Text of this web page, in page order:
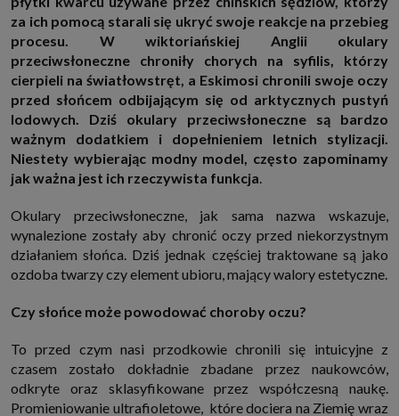
http://www.sagier.pl/
Jeżeli wyrazisz zgodę, o którą wyżej prosimy, administratorami Twoich
danych osobowych będą także nasi Zaufani Partnerzy. Listę Zaufanych
Partnerów możesz sprawdzić w każdym momencie na stronie naszej
polityki prywatności
i tam też zmodyfikować lub cofnąć swoje zgody.
Podstawa i cel przetwarzania
Twoje dane przetwarzamy w następujących celach:
1. Jeśli zawieramy z Tobą umowę o realizację danej usługi (np. usługi
zapewniającej Ci możliwość zapoznania się z jednym z naszych serwisów
w oparciu o treść regulaminu tego serwisu), to możemy przetwarzać
Twoje dane w zakresie niezbędnym do realizacji tej umowy.
konta nie loguje się nieuprawniona osoba), dokonanie pomiarów
statystycznych, ulepszanie naszych usług i dopasowanie ich do potrzeb i
wygody użytkowników (np. personalizowanie treści w usługach), jak
również prowadzenie marketingu i promocji własnych usług (np. jeśli
interesujesz się motoryzacją i oglądasz artykuły w biznesistyl.pl lub na
innych stronach internetowych, to możemy Ci wyświetlić reklamę
przetwarzanie danych to realizacja naszych prawnie uzasadnionych
interesów.
Partnerzy oraz my dla podmiotów trzecich. Aby móc pokazać interesujące
Cię reklamy (np. produktu, którego możesz potrzebować) reklamodawcy i
ich przedstawiciele chcieliby mieć możliwość przetwarzania Twoich
danych związanych z odwiedzanymi przez Ciebie stronami
internetowymi. Udzielenie takiej zgody jest dobrowolne, nie musisz jej
za ich pomocą starali się ukryć swoje reakcje na przebieg
procesu. W wiktoriańskiej Anglii okulary
przeciwsłoneczne chroniły chorych na syfilis, którzy
cierpieli na światłowstręt, a Eskimosi chronili swoje oczy
przed słońcem odbijającym się od arktycznych pustyń
lodowych. Dziś okulary przeciwsłoneczne są bardzo
ważnym dodatkiem i dopełnieniem letnich stylizacji.
Niestety wybierając modny model, często zapominamy
jak ważna jest ich rzeczywista funkcja
Okulary przeciwsłoneczne, jak sama nazwa wskazuje,
wynalezione zostały aby chronić oczy przed niekorzystnym
działaniem słońca. Dziś jednak częściej traktowane są jako
ozdoba twarzy czy element ubioru, mający walory estetyczne.
Czy słońce może powodować choroby oczu?
To przed czym nasi przodkowie chronili się intuicyjne z
czasem zostało dokładnie zbadane przez naukowców,
odkryte oraz sklasyfikowane przez współczesną naukę.
Promieniowanie ultrafioletowe, które dociera na Ziemię wraz